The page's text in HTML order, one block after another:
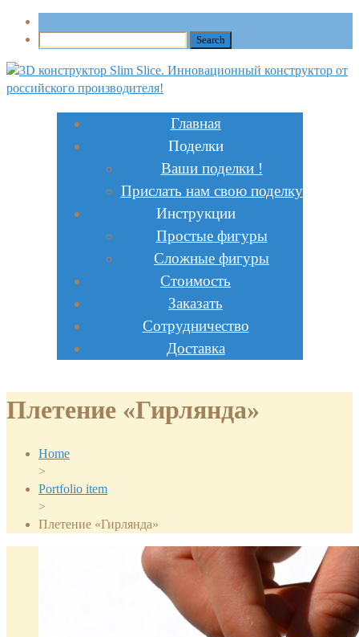
Главная
Поделки
Ваши поделки !
Прислать нам свою поделку
Инструкции
Простые фигуры
Сложные фигуры
Стоимость
Заказать
Сотрудничество
Доставка
Плетение «Гирлянда»
Home
>
Portfolio item
>
Плетение «Гирлянда»